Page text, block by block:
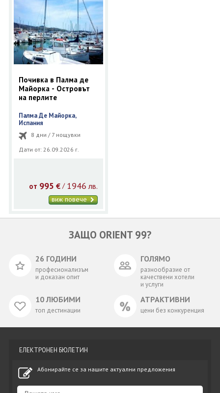
Почивка в Палма де
Майорка - Островът
на перлите
Палма Де Майорка,
Испания
8 дни / 7 нощувки
Дати от: 26.09.2026 г.
от 995 €/ 1946 лв.
виж повече
ЗАЩО ORIENT 99?
26 ГОДИНИ
професионализъм
и доказан опит
ГОЛЯМО
разнообразие от
качествени хотели
и услуги
10 ЛЮБИМИ
топ дестинации
АТРАКТИВНИ
цени без конкуренция
ЕЛЕКТРОНЕН БЮЛЕТИН
Абонирайте се за нашите актуални предложения